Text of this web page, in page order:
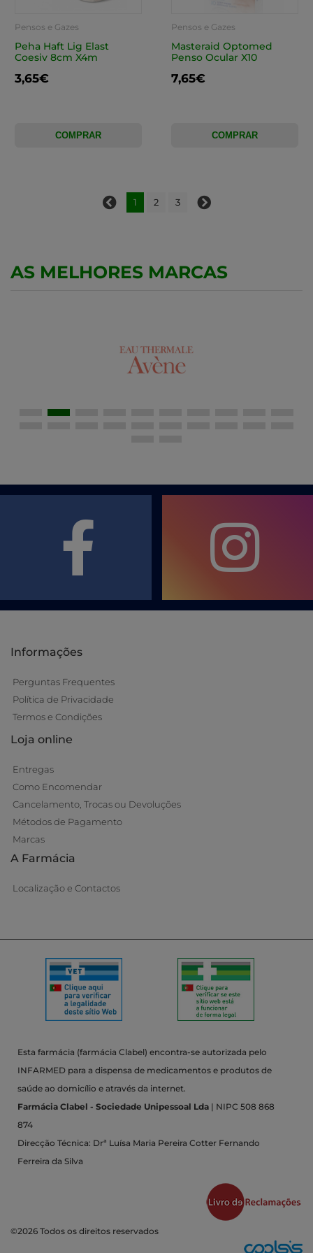
Pensos e Gazes
Peha Haft Lig Elast
Coesiv 8cm X4m
3,65€
COMPRAR
Pensos e Gazes
Masteraid Optomed
Penso Ocular X10
7,65€
COMPRAR
1 2 3
AS MELHORES MARCAS
Informações
Perguntas Frequentes
Política de Privacidade
Termos e Condições
Loja online
Entregas
Como Encomendar
Cancelamento, Trocas ou Devoluções
Métodos de Pagamento
Marcas
A Farmácia
Localização e Contactos
Esta farmácia (farmácia Clabel) encontra-se autorizada pelo
INFARMED para a dispensa de medicamentos e produtos de
saúde ao domicílio e através da internet.
Farmácia Clabel - Sociedade Unipessoal Lda | NIPC 508 868
874
Direcção Técnica: Drª Luísa Maria Pereira Cotter Fernando
Ferreira da Silva
©2026 Todos os direitos reservados